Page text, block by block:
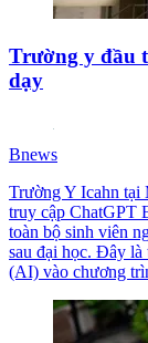
Trường y đầu
dạy
Bnews
Trường Y Icahn tại
truy cập ChatGPT
toàn bộ sinh viên
sau đại học. Đây
(AI) vào chương